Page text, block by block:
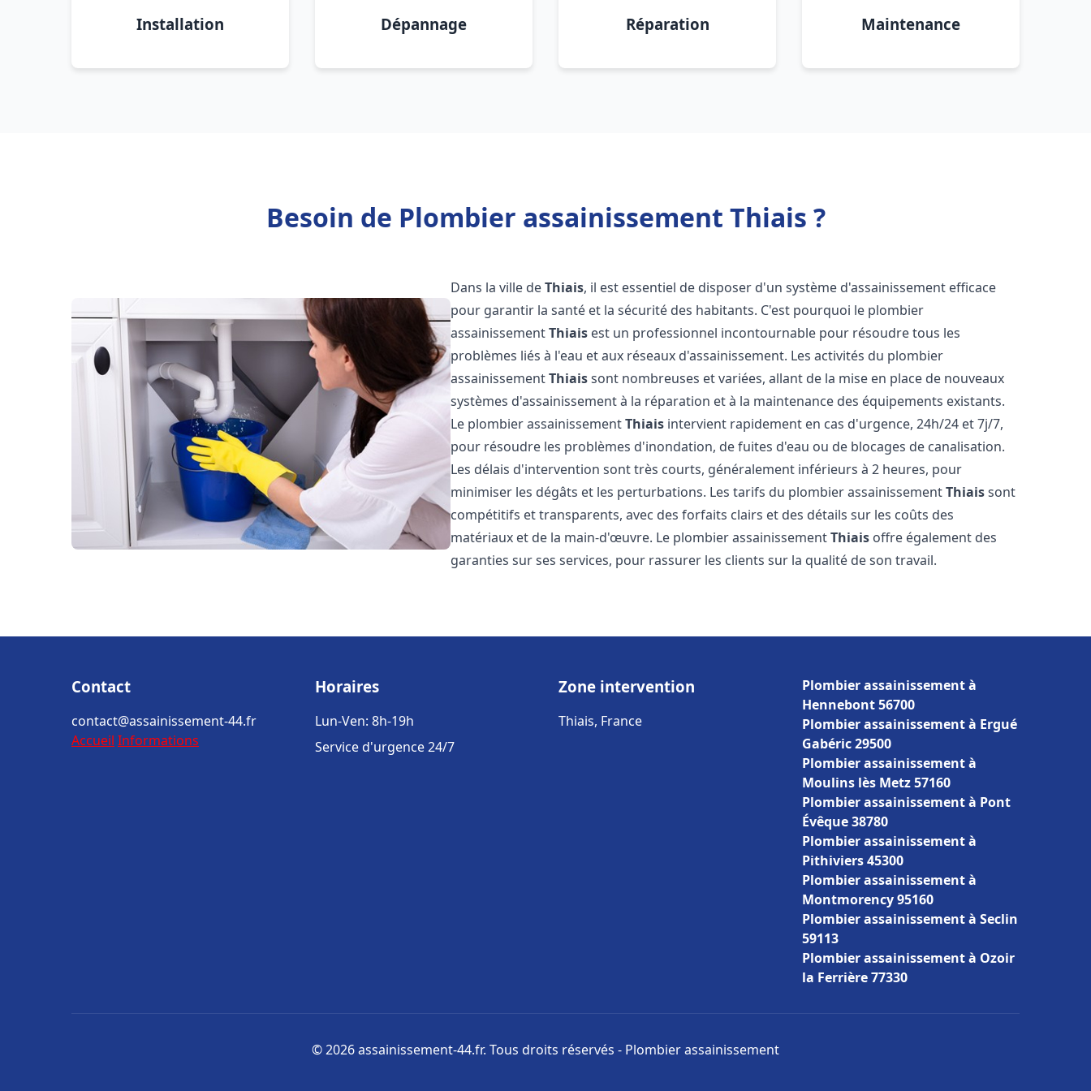
Installation Dépannage Réparation Maintenance
Besoin de Plombier assainissement Thiais ?
Dans la ville deThiais, il est essentiel de disposer d'un système d'assainissement efficace
pour garantir la santé et la sécurité des habitants. C'est pourquoi le plombier
assainissementThiais est un professionnel incontournable pour résoudre tous les
problèmes liés à l'eau et aux réseaux d'assainissement. Les activités du plombier
assainissementThiaissont nombreuses et variées, allant de la mise en place de nouveaux
systèmes d'assainissement à la réparation et à la maintenance des équipements existants.
Le plombier assainissementThiais intervient rapidement en cas d'urgence, 24h/24 et 7j/7,
pour résoudre les problèmes d'inondation, de fuites d'eau ou de blocages de canalisation.
Les délais d'intervention sont très courts, généralement inférieurs à 2 heures, pour
minimiser les dégâts et les perturbations. Les tarifs du plombier assainissementThiaissont
compétitifs et transparents, avec des forfaits clairs et des détails sur les coûts des
matériaux et de la main-d'œuvre. Le plombier assainissementThiais offre également des
garanties sur ses services, pour rassurer les clients sur la qualité de son travail.
Contact
contact@assainissement-44.fr
Accueil Informations
Horaires
Lun-Ven: 8h-19h
Service d'urgence 24/7
Zone intervention
Thiais, France
Plombier assainissement à
Hennebont 56700
Plombier assainissement à Ergué
Gabéric 29500
Plombier assainissement à
Moulins lès Metz 57160
Plombier assainissement à Pont
Évêque 38780
Plombier assainissement à
Pithiviers 45300
Plombier assainissement à
Montmorency 95160
Plombier assainissement à Seclin
59113
Plombier assainissement à Ozoir
la Ferrière 77330
© 2026 assainissement-44.fr. Tous droits réservés - Plombier assainissement